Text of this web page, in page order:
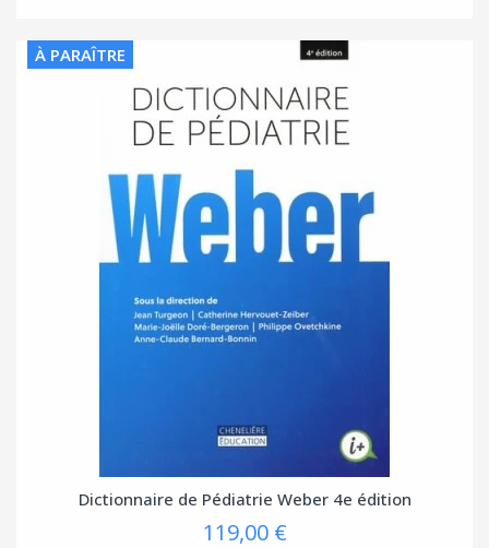
À PARAÎTRE
Dictionnaire de Pédiatrie Weber 4e édition
119,00 €